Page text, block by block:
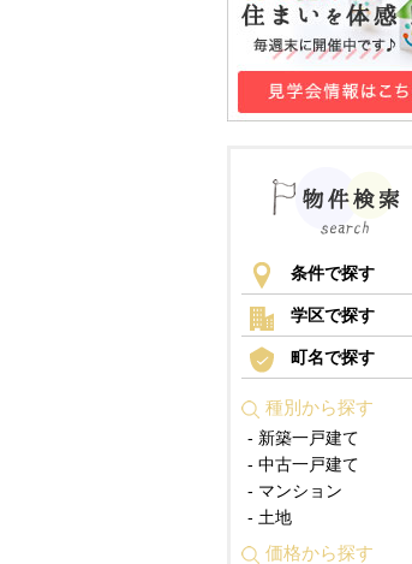
条件で探す
学区で探す
町名で探す
種別から探す
- 新築一戸建て
- 中古一戸建て
- マンション
- 土地
価格から探す